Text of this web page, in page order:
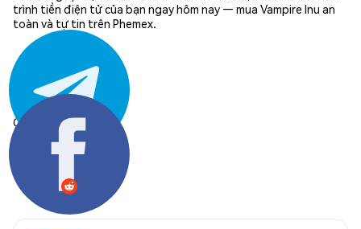
trình tiền điện tử của bạn ngay hôm nay — mua Vampire Inu an
toàn và tự tin trên Phemex.
Chia sẻ: